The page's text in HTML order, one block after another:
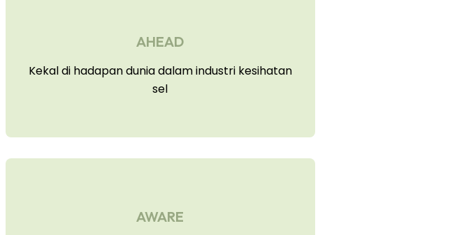
AHEAD
Kekal di hadapan dunia dalam industri kesihatan
sel
AWARE